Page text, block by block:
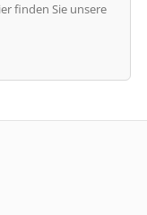
finden Sie unsere